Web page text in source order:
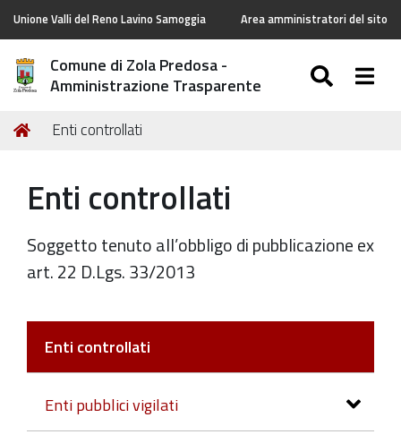
Unione Valli del Reno Lavino Samoggia Area amministratori del sito
Comune di Zola Predosa -
Amministrazione Trasparente
Tu
Home
Enti controllati
Enti controllati
Soggetto tenuto all’obbligo di pubblicazione ex
art. 22 D.Lgs. 33/2013
Enti controllati
Enti pubblici vigilati